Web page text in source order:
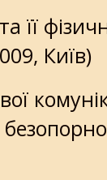
її
Київ)